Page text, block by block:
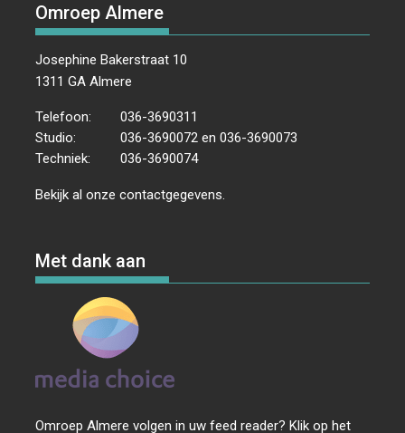
Omroep Almere
Josephine Bakerstraat 10
1311 GA Almere
Telefoon:
036-3690311
Studio:
036-3690072 en 036-3690073
Techniek:
036-3690074
Bekijk al onzecontactgegevens
Met dank aan
Omroep Almere volgen in uw feed reader? Klik op het